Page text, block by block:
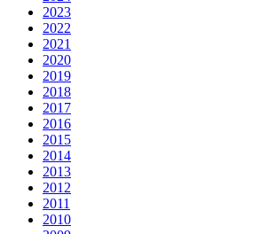
2023
2022
2021
2020
2019
2018
2017
2016
2015
2014
2013
2012
2011
2010